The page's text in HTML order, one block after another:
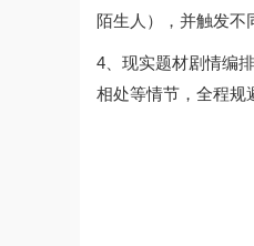
陌生人），并触发不
4、现实题材剧情编
相处等情节，全程规